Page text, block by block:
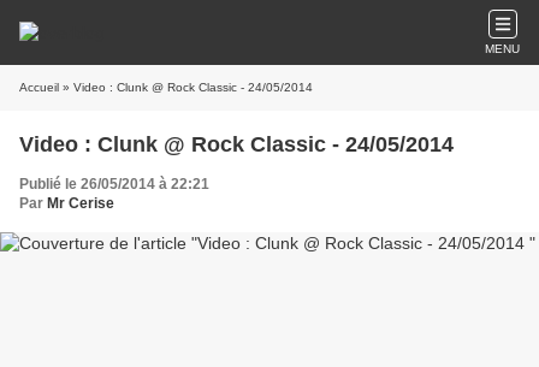
MENU
Accueil » Video : Clunk @ Rock Classic - 24/05/2014
Video : Clunk @ Rock Classic - 24/05/2014
Publié le 26/05/2014 à 22:21
Par Mr Cerise